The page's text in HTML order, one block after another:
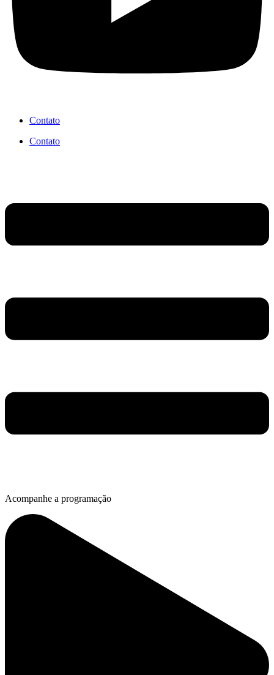
Contato
Contato
Acompanhe a programação